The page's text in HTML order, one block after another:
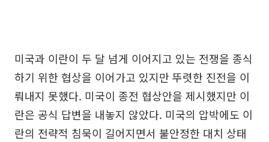
미국과 이란이 두 달 넘게 이어지고 있는 전쟁을 종식
하기 위한 협상을 이어가고 있지만 뚜렷한 진전을 이
뤄내지 못했다. 미국이 종전 협상안을 제시했지만 이
란은 공식 답변을 내놓지 않았다. 미국의 압박에도 이
란의 전략적 침묵이 길어지면서 불안정한 대치 상태